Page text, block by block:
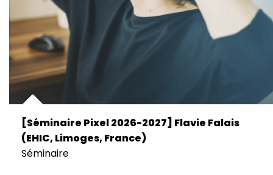
[Séminaire Pixel 2026-2027] Flavie Falais
(EHIC, Limoges, France)
Séminaire